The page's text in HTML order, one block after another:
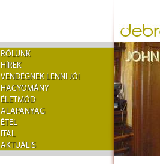
RÓLUNK
HÍREK
VENDÉGNEK LENNI JÓ!
HAGYOMÁNY
ÉLETMÓD
ALAPANYAG
ÉTEL
ITAL
AKTUÁLIS